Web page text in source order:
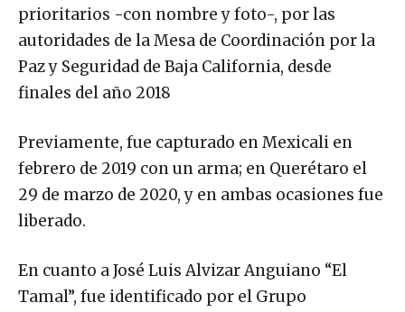
prioritarios -con nombre y foto-, por las
autoridades de la Mesa de Coordinación por la
Paz y Seguridad de Baja California, desde
finales del año 2018
Previamente, fue capturado en Mexicali en
febrero de 2019 con un arma; en Querétaro el
29 de marzo de 2020, y en ambas ocasiones fue
liberado.
En cuanto a José Luis Alvizar Anguiano “El
Tamal”, fue identificado por el Grupo